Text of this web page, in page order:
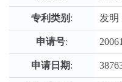
专利类别 : 发明
申请号:
申请日期: